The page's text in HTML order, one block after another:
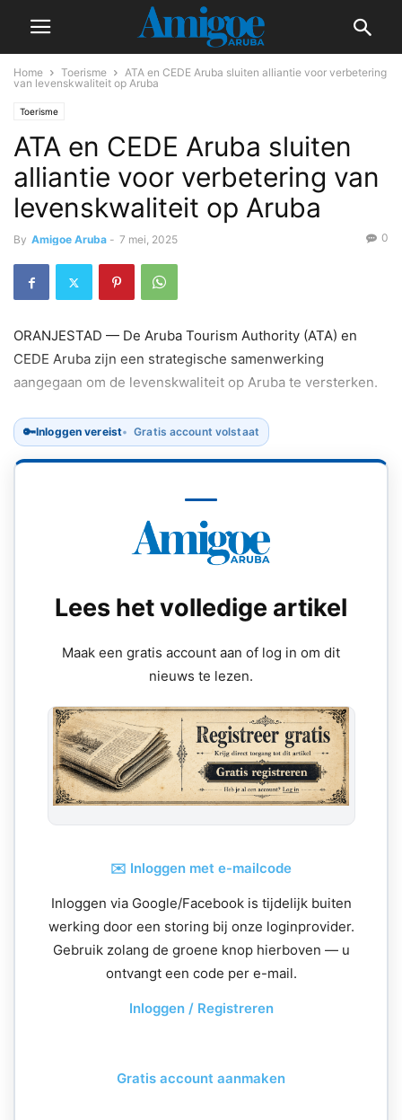
Home Toerisme
ATA en CEDE Aruba sluiten alliantie voor verbetering
van levenskwaliteit op Aruba
Toerisme
ATA en CEDE Aruba sluiten
alliantie voor verbetering van
levenskwaliteit op Aruba
By Amigoe Aruba - 7 mei, 2025 0
ORANJESTAD — De Aruba Tourism Authority (ATA) en
CEDE Aruba zijn een strategische samenwerking
aangegaan om de levenskwaliteit op Aruba te versterken.
🔑Inloggen vereist Gratis account volstaat
Lees het volledige artikel
Maak een gratis account aan of log in om dit
nieuws te lezen.
✉️ Inloggen met e-mailcode
Inloggen via Google/Facebook is tijdelijk buiten
werking door een storing bij onze loginprovider.
Gebruik zolang de groene knop hierboven — u
ontvangt een code per e-mail.
Inloggen / Registreren
Gratis account aanmaken